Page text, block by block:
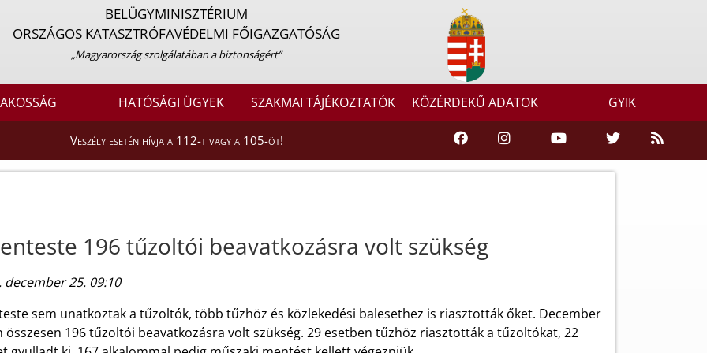
BELÜGYMINISZTÉRIUM
ORSZÁGOS KATASZTRÓFAVÉDELMI FŐIGAZGATÓSÁG
„Magyarország szolgálatában a biztonságért”
HATÓSÁGI ÜGYEK SZAKMAI TÁJÉKOZTATÓK KÖZÉRDEKŰ ADATOK GYIK
Veszély esetén hívja a 112-t vagy a 105-öt!
196 tűzoltói beavatkozásra volt szükség
december 25. 09:10
sem unatkoztak a tűzoltók, több tűzhöz és közlekedési balesethez is riasztották őket. December
összesen 196 tűzoltói beavatkozásra volt szükség. 29 esetben tűzhöz riasztották a tűzoltókat, 22